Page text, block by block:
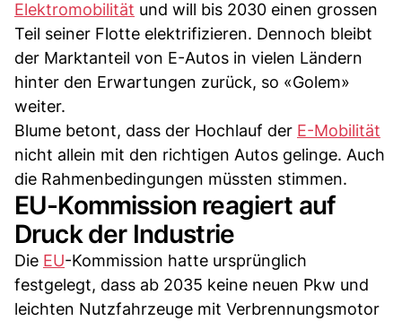
Elektromobilität und will bis 2030 einen grossen
Teil seiner Flotte elektrifizieren. Dennoch bleibt
der Marktanteil von E-Autos in vielen Ländern
hinter den Erwartungen zurück, so «Golem»
weiter.
Blume betont, dass der Hochlauf der E-Mobilität
nicht allein mit den richtigen Autos gelinge. Auch
die Rahmenbedingungen müssten stimmen.
EU-Kommission reagiert auf
Druck der Industrie
Die EU-Kommission hatte ursprünglich
festgelegt, dass ab 2035 keine neuen Pkw und
leichten Nutzfahrzeuge mit Verbrennungsmotor